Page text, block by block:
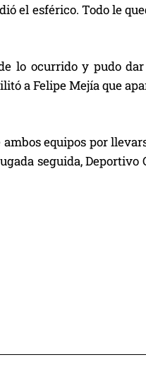
el esférico. Todo le
lo ocurrido y pudo
a Felipe Mejía que
equipos por
seguida, Deportivo